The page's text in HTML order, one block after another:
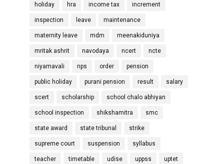
holiday hra income tax increment
inspection leave maintenance
maternity leave mdm meenakiduniya
mritak ashrit navodaya ncert ncte
niyamavali nps order pension
public holiday purani pension result salary
scert scholarship school chalo abhiyan
school inspection shikshamitra smc
state award state tribunal strike
supreme court suspension syllabus
teacher timetable udise uppss uptet